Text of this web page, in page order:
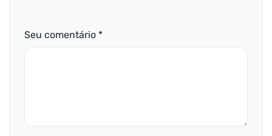
Seu comentário *